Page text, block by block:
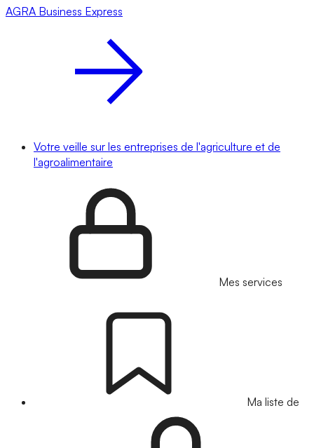
AGRA Business Express
Votre veille sur les entreprises de l'agriculture et de
l'agroalimentaire
Mes services
Ma liste de